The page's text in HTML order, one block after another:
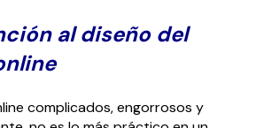
al diseño del
complicados, engorrosos y